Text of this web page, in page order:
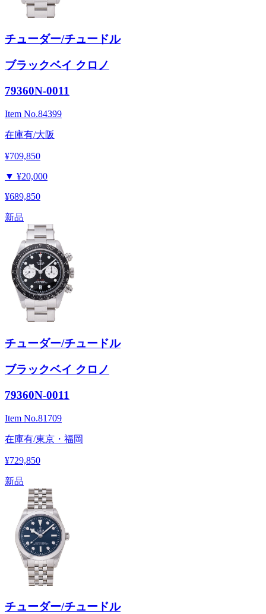
チューダー/チュードル
ブラックベイ クロノ
79360N-0011
Item No.84399
在庫有/大阪
¥709,850
▼ ¥20,000
¥689,850
新品
チューダー/チュードル
ブラックベイ クロノ
79360N-0011
Item No.81709
在庫有/東京・福岡
¥729,850
新品
チューダー/チュードル